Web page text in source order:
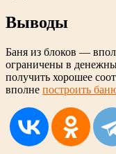
Выводы
Баня из блоков —
ограничены в
получить хорошее
вполне построить